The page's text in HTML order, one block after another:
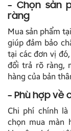
– Chọn sản
ràng
Mua sản phẩm
giúp đảm bảo
tại các đơn vị
đổi trả rõ ràng,
hàng của bản
– Phù hợp về
Chi phí chính
chọn mua màn